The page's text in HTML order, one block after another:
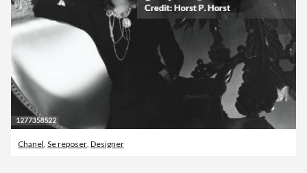
Chanel, Se reposer, Designer